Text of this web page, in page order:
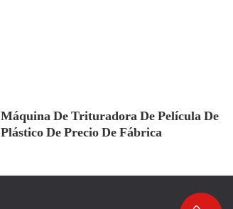
Máquina De Trituradora De Película De
Plástico De Precio De Fábrica